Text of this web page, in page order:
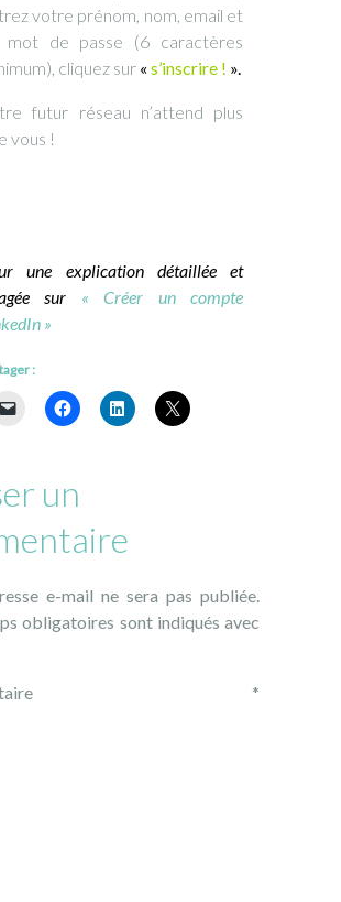
votre prénom, nom, email et
mot de passe (6 caractères
cliquez sur « s’inscrire ! ».
futur réseau n’attend plus
vous !
une explication détaillée et
sur « Créer un compte
»
:
un
e-mail ne sera pas publiée.
obligatoires sont indiqués avec
*